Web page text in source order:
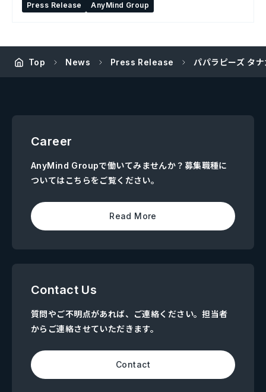
Press Release
AnyMind Group
Top News Press Release パパラピーズ タ
Career
AnyMind Groupで働いてみませんか？募集職種に
ついてはこちらをご覧ください。
Read More
Contact Us
質問やご不明点があれば、ご連絡ください。担当者
からご連絡させていただきます。
Contact